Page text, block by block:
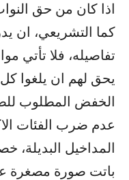
اذا كان من حق
كما التشريعي، ان
تفاصيله، فلا تأتي
يحق لهم ان يلغوا
الخفض المطلوب
عدم ضرب الفئات
المداخيل البديلة،
باتت صورة مصغرة